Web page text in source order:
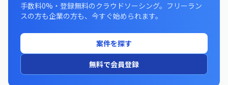
手数料0%・登録無料のクラウドソーシング。フリーラン
スの方も企業の方も、今すぐ始められます。
案件を探す
無料で会員登録